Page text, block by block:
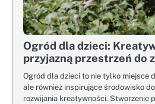
Ogród dla dzieci:
przyjazną przestrzeń do
Ogród dla dzieci to nie tylko miejsce
ale również inspirujące środowisko
rozwijania kreatywności. Stworzenie